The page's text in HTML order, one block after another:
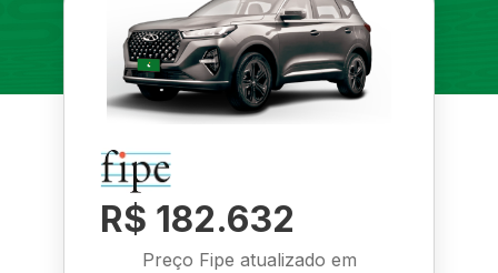
R$ 182.632
Preço Fipe atualizado em